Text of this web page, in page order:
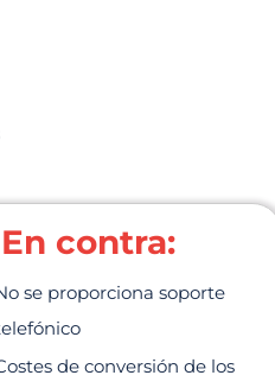
En contra:
se proporciona soporte
de conversión de los